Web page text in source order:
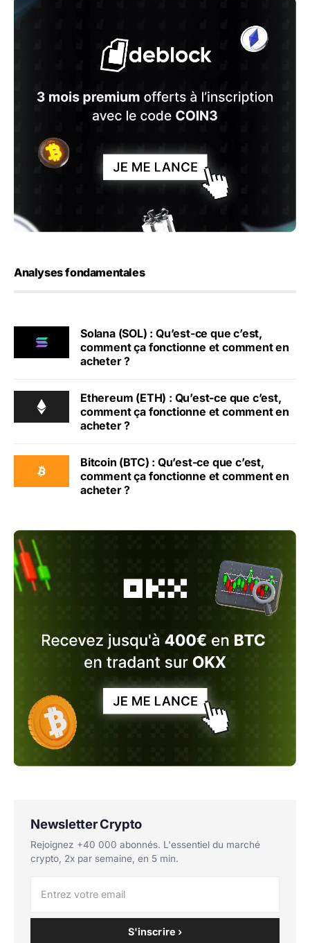
Analyses fondamentales
Solana (SOL) : Qu’est-ce que c’est,
comment ça fonctionne et comment en
acheter ?
Ethereum (ETH) : Qu’est-ce que c’est,
comment ça fonctionne et comment en
acheter ?
Bitcoin (BTC) : Qu’est-ce que c’est,
comment ça fonctionne et comment en
acheter ?
Newsletter Crypto
Rejoignez +40 000 abonnés. L'essentiel du marché
crypto, 2x par semaine, en 5 min.
S'inscrire ›